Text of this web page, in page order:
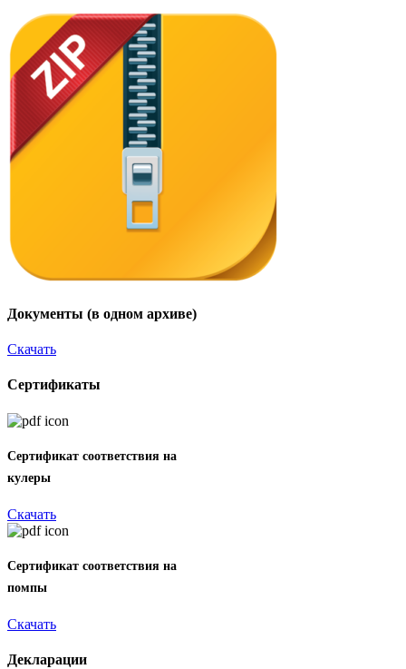
Документы (в одном архиве)
Скачать
Сертификаты
Сертификат соответствия на
кулеры
Скачать
Сертификат соответствия на
помпы
Скачать
Декларации